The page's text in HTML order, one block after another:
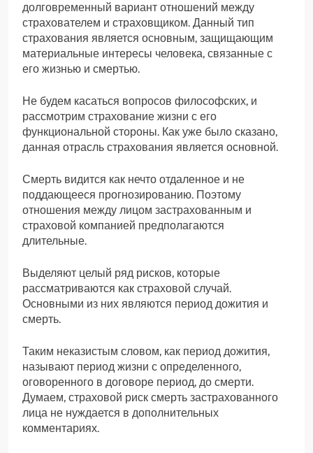
долговременный вариант отношений между
страхователем и страховщиком. Данный тип
страхования является основным, защищающим
материальные интересы человека, связанные с
его жизнью и смертью.
Не будем касаться вопросов философских, и
рассмотрим страхование жизни с его
функциональной стороны. Как уже было сказано,
данная отрасль страхования является основной.
Смерть видится как нечто отдаленное и не
поддающееся прогнозированию. Поэтому
отношения между лицом застрахованным и
страховой компанией предполагаются
длительные.
Выделяют целый ряд рисков, которые
рассматриваются как страховой случай.
Основными из них являются период дожития и
смерть.
Таким неказистым словом, как период дожития,
называют период жизни с определенного,
оговоренного в договоре период, до смерти.
Думаем, страховой риск смерть застрахованного
лица не нуждается в дополнительных
комментариях.